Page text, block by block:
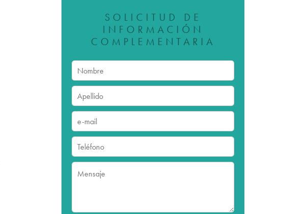
SOLICITUD DE
INFORMACIÓN
COMPLEMENTARIA